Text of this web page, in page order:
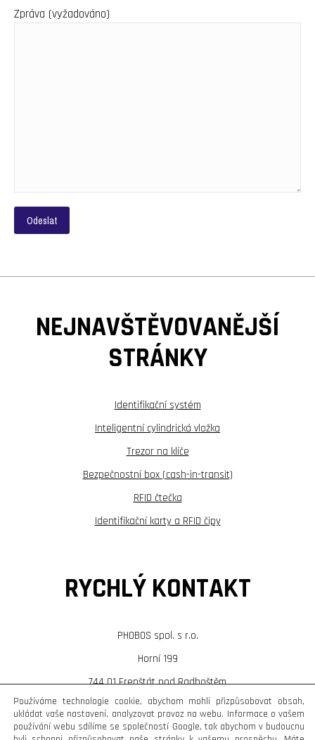
Zpráva (vyžadováno)
NEJNAVŠTĚVOVANĚJŠÍ
STRÁNKY
Identifikační systém
Inteligentní cylindrická vložka
Trezor na klíče
Bezpečnostní box (cash-in-transit)
RFID čtečka
Identifikační karty a RFID čipy
RYCHLÝ KONTAKT
PHOBOS spol. s r.o.
Horní 199
744 01 Frenštát pod Radhoštěm
T:+420 556 836 961
E: phobos@phobos.cz
Používáme technologie cookie, abychom mohli přizpůsobovat obsah,
ukládat vaše nastavení, analyzovat provoz na webu. Informace o vašem
používání webu sdílíme se společností Google, tak abychom v budoucnu